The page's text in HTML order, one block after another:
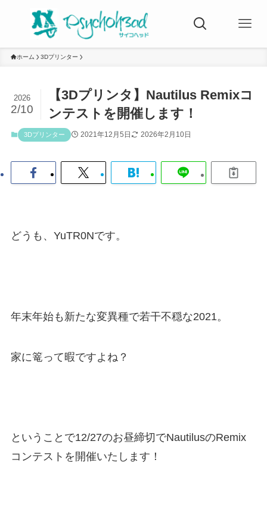
ホーム 3Dプリンター
【3Dプリンタ】Nautilus Remixコ
ンテストを開催します！
2026
2/10
3Dプリンター 2021年12月5日 2026年2月10日
どうも、YuTR0Nです。
年末年始も新たな変異種で若干不穏な2021。
家に篭って暇ですよね？
ということで12/27のお昼締切でNautilusのRemix
コンテストを開催いたします！